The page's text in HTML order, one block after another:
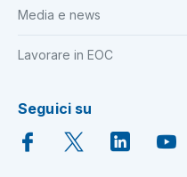
Media e news
Lavorare in EOC
Seguici su